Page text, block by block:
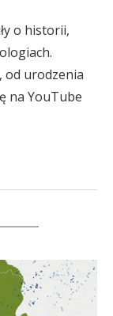
o historii,
od urodzenia
na YouTube